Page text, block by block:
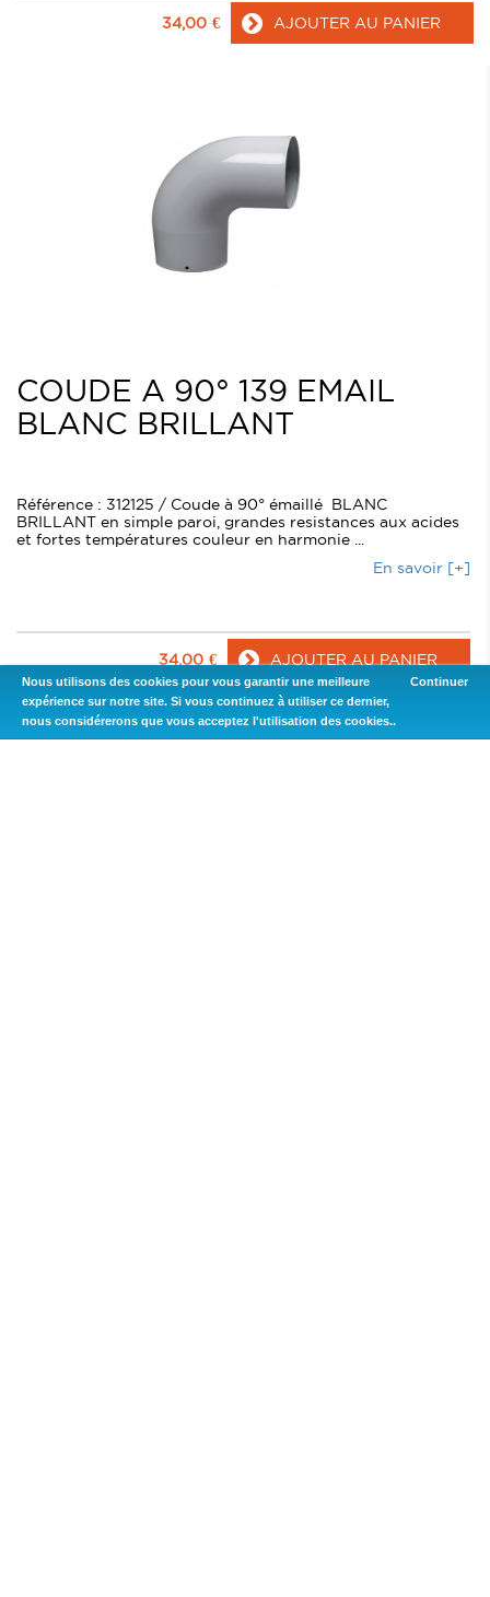
34,00 € AJOUTER AU PANIER
COUDE A 90° 139 EMAIL
BLANC BRILLANT
Référence : 312125 / Coude à 90° émaillé BLANC
BRILLANT en simple paroi, grandes resistances aux acides
et fortes températures couleur en harmonie ...
En savoir [+]
34,00 € AJOUTER AU PANIER
Nous utilisons des cookies pour vous garantir une meilleure
expérience sur notre site. Si vous continuez à utiliser ce dernier,
nous considérerons que vous acceptez l'utilisation des cookies..
Continuer